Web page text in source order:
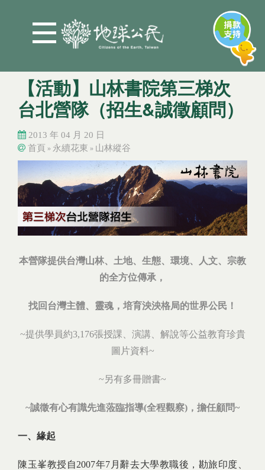
【活動】山林書院第三梯次
台北營隊（招生&誠徵顧問）
2013 年 04 月 20 日
您在這裡
首頁 » 永續花東 » 山林縱谷
您在這裡
本營隊提供台灣山林、土地、生態、環境、人文、宗教
的全方位傳承，
找回台灣主體、靈魂，培育泱泱格局的世界公民！
~提供學員約3,176張授課、演講、解說等公益教育珍貴
圖片資料~
~另有多冊贈書~
~誠徵有心有識先進蒞臨指導(全程觀察) ，擔任顧問~
一、緣起
陳玉峯教授自2007年7月辭去大學教職後，勘旅印度、